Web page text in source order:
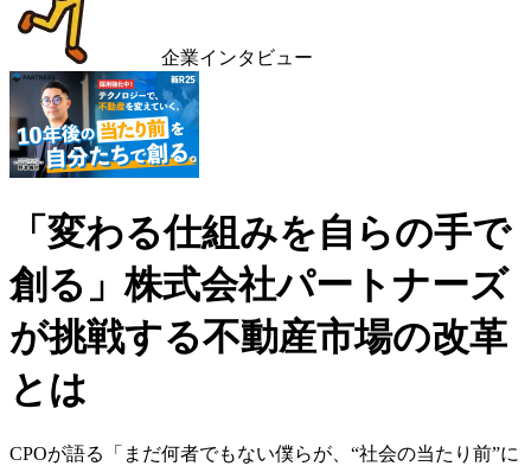
企業インタビュー
「変わる仕組みを自らの手で
創る」株式会社パートナーズ
が挑戦する不動産市場の改革
とは
CPOが語る「まだ何者でもない僕らが、“社会の当たり前”に